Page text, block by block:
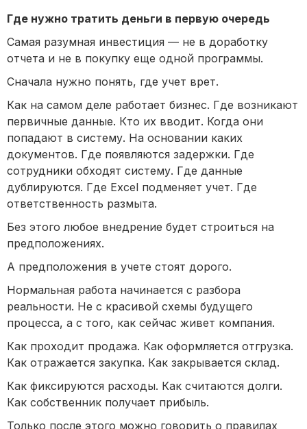
Где нужно тратить деньги в первую очередь
Самая разумная инвестиция — не в доработку
отчета и не в покупку еще одной программы.
Сначала нужно понять, где учет врет.
Как на самом деле работает бизнес. Где возникают
первичные данные. Кто их вводит. Когда они
попадают в систему. На основании каких
документов. Где появляются задержки. Где
сотрудники обходят систему. Где данные
дублируются. Где Excel подменяет учет. Где
ответственность размыта.
Без этого любое внедрение будет строиться на
предположениях.
А предположения в учете стоят дорого.
Нормальная работа начинается с разбора
реальности. Не с красивой схемы будущего
процесса, а с того, как сейчас живет компания.
Как проходит продажа. Как оформляется отгрузка.
Как отражается закупка. Как закрывается склад.
Как фиксируются расходы. Как считаются долги.
Как собственник получает прибыль.
Только после этого можно говорить о правилах